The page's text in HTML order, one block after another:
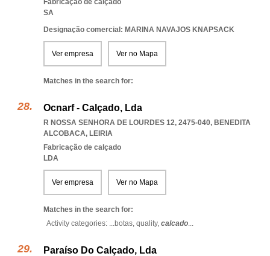
Fabricação de calçado
SA
Designação comercial: MARINA NAVAJOS KNAPSACK
Ver empresa Ver no Mapa
Matches in the search for:
Ocnarf - Calçado, Lda
R NOSSA SENHORA DE LOURDES 12, 2475-040, BENEDITA
ALCOBACA, LEIRIA
Fabricação de calçado
LDA
Ver empresa Ver no Mapa
Matches in the search for:
Activity categories: ...botas, quality, calcado...
Paraíso Do Calçado, Lda